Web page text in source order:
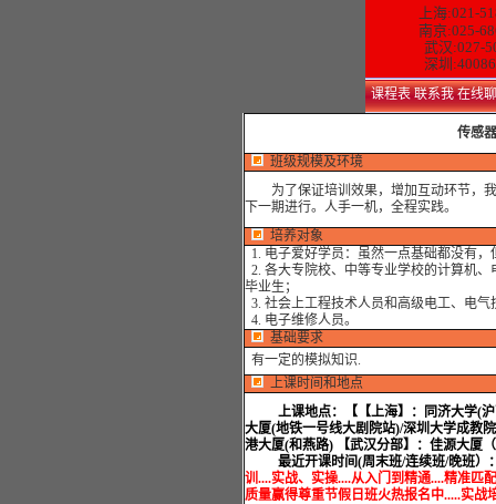
上海:021-
南京:025-
武汉:027-
深圳
课程表 联系我 在线聊
传感
班级规模及环境
为了保证培训效果，增加互动环节，我
下一期进行。人手一机，全程实践。
培养对象
1. 电子爱好学员：虽然一点基础都没有
2. 各大专院校、中等专业学校的计算机
毕业生；
3. 社会上工程技术人员和高级电工、电
4. 电子维修人员。
基础要求
有一定的模拟知识.
上课时间和地点
上课地点：
【【上海】：同济大学(
大厦(地铁一号线大剧院站)/深圳大学成教
港大厦(和燕路) 【武汉分部】：佳源大厦
最近开课时间(周末班/连续班/晚班）
训....实战、实操....从入门到精通....精准匹
质量赢得尊重节假日班火热报名中.....实战